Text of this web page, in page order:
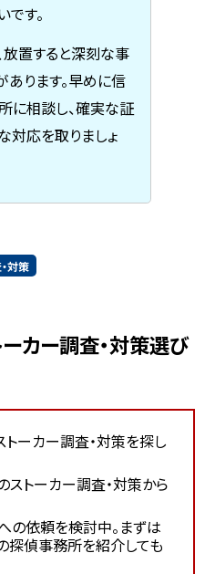
す。
放置すると深刻な事
ります。早めに信
に相談し、確実な証
対応を取りましょ
対策
ーカー調査・対策を探し
トーカー調査・対策から
の依頼を検討中。まずは
偵事務所を紹介しても